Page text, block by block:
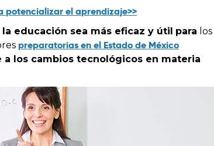
potencializar el aprendizaje>>
la educación sea más eficaz y útil para los
preparatorias en el Estado de México
los cambios tecnológicos en materia